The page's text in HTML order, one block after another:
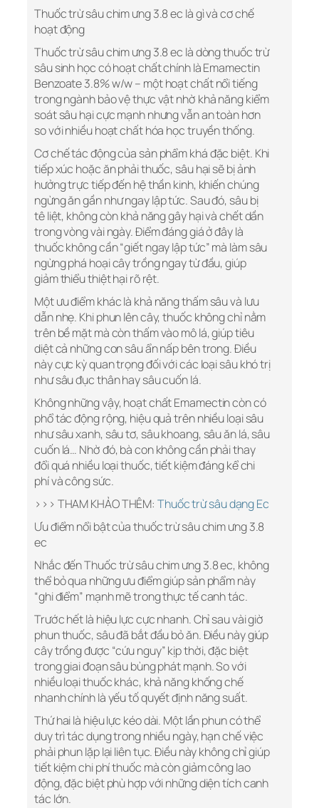
Thuốc trừ sâu chim ưng 3.8 ec là gì và cơ chế
hoạt động
Thuốc trừ sâu chim ưng 3.8 ec là dòng thuốc trừ
sâu sinh học có hoạt chất chính là Emamectin
Benzoate 3.8% w/w – một hoạt chất nổi tiếng
trong ngành bảo vệ thực vật nhờ khả năng kiểm
soát sâu hại cực mạnh nhưng vẫn an toàn hơn
so với nhiều hoạt chất hóa học truyền thống.
Cơ chế tác động của sản phẩm khá đặc biệt. Khi
tiếp xúc hoặc ăn phải thuốc, sâu hại sẽ bị ảnh
hưởng trực tiếp đến hệ thần kinh, khiến chúng
ngừng ăn gần như ngay lập tức. Sau đó, sâu bị
tê liệt, không còn khả năng gây hại và chết dần
trong vòng vài ngày. Điểm đáng giá ở đây là
thuốc không cần “giết ngay lập tức” mà làm sâu
ngừng phá hoại cây trồng ngay từ đầu, giúp
giảm thiểu thiệt hại rõ rệt.
Một ưu điểm khác là khả năng thấm sâu và lưu
dẫn nhẹ. Khi phun lên cây, thuốc không chỉ nằm
trên bề mặt mà còn thấm vào mô lá, giúp tiêu
diệt cả những con sâu ẩn nấp bên trong. Điều
này cực kỳ quan trọng đối với các loại sâu khó trị
như sâu đục thân hay sâu cuốn lá.
Không những vậy, hoạt chất Emamectin còn có
phổ tác động rộng, hiệu quả trên nhiều loại sâu
như sâu xanh, sâu tơ, sâu khoang, sâu ăn lá, sâu
cuốn lá… Nhờ đó, bà con không cần phải thay
đổi quá nhiều loại thuốc, tiết kiệm đáng kể chi
phí và công sức.
>>> THAM KHẢO THÊM: Thuốc trừ sâu dạng Ec
Ưu điểm nổi bật của thuốc trừ sâu chim ưng 3.8
ec
Nhắc đến Thuốc trừ sâu chim ưng 3.8 ec, không
thể bỏ qua những ưu điểm giúp sản phẩm này
“ghi điểm” mạnh mẽ trong thực tế canh tác.
Trước hết là hiệu lực cực nhanh. Chỉ sau vài giờ
phun thuốc, sâu đã bắt đầu bỏ ăn. Điều này giúp
cây trồng được “cứu nguy” kịp thời, đặc biệt
trong giai đoạn sâu bùng phát mạnh. So với
nhiều loại thuốc khác, khả năng khống chế
nhanh chính là yếu tố quyết định năng suất.
Thứ hai là hiệu lực kéo dài. Một lần phun có thể
duy trì tác dụng trong nhiều ngày, hạn chế việc
phải phun lặp lại liên tục. Điều này không chỉ giúp
tiết kiệm chi phí thuốc mà còn giảm công lao
động, đặc biệt phù hợp với những diện tích canh
tác lớn.